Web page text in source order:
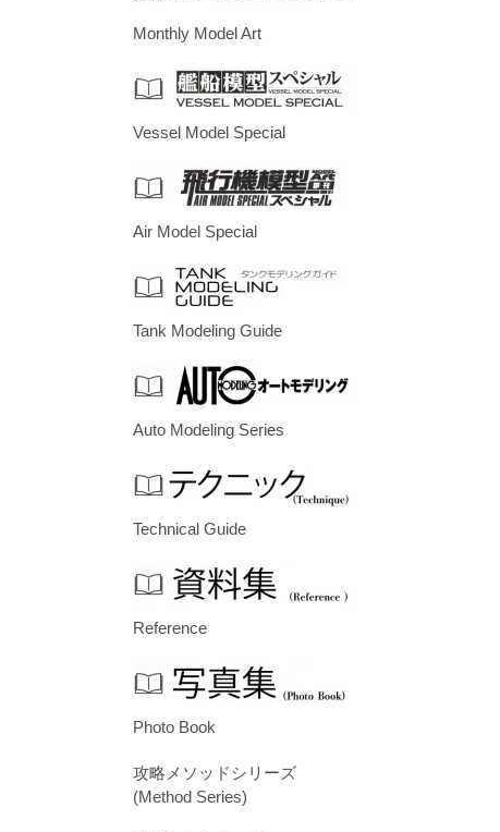
Monthly Model Art
Vessel Model Special
Air Model Special
Tank Modeling Guide
Auto Modeling Series
Technical Guide
Reference
Photo Book
攻略メソッドシリーズ
(Method Series)